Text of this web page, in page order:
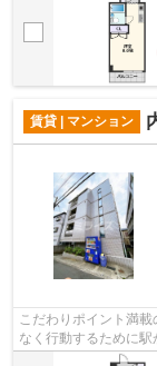
賃貸 | マンション
こだわりポイント満
なく行動するために駅
の揺れにも強い鉄骨造